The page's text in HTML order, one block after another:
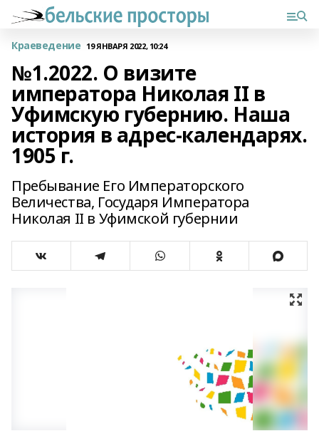
Краеведение 19 ЯНВАРЯ 2022, 10:24
№1.2022. О визите
императора Николая II в
Уфимскую губернию. Наша
история в адрес-календарях.
1905 г.
Пребывание Его Императорского
Величества, Государя Императора
Николая II в Уфимской губернии